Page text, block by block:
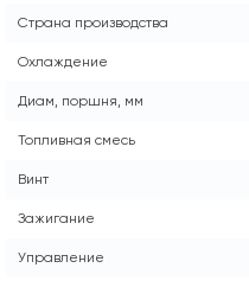
Страна производства
Охлаждение
Диам, поршня, мм
Топливная смесь
Винт
Зажигание
Управление